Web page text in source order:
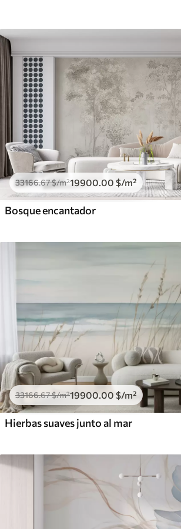
33166.67$/m²19900 .00 $/m²
Bosque encantador
33166.67$/m²19900.00 $/m²
Hierbas suaves junto al mar